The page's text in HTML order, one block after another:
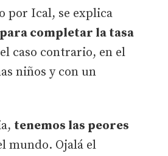
por Ical, se explica
completar la tasa
caso contrario, en el
niños y con un
tenemos las peores
mundo. Ojalá el